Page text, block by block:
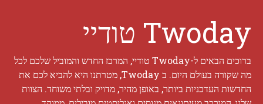
Twoday טודיי
ברוכים הבאים ל-Twoday טודיי, המרכז החדש והמוביל שלכם לכל
מה שקורה בעולם היום. ב Twoday, מטרתנו היא להביא לכם את
החדשות העדכניות ביותר, באופן מהיר, מדויק ובלתי משוחד. הצוות